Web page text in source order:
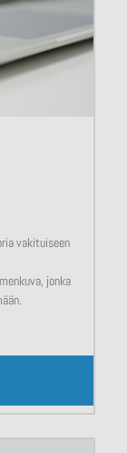
vakituiseen
jonka